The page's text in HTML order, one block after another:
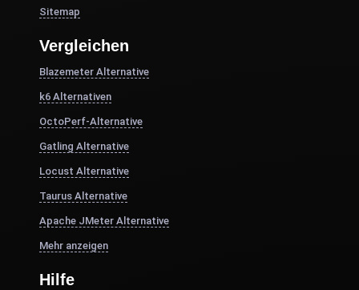
Sitemap
Vergleichen
Blazemeter Alternative
k6 Alternativen
OctoPerf-Alternative
Gatling Alternative
Locust Alternative
Taurus Alternative
Apache JMeter Alternative
Mehr anzeigen
Hilfe